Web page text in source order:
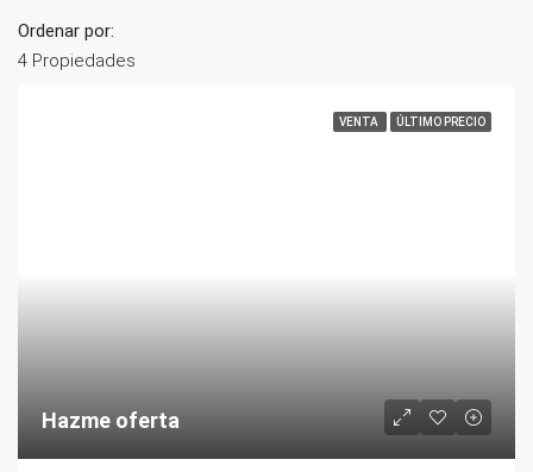
4 Propiedades
Ordenar por:
VENTA ÚLTIMO PRECIO
Hazme oferta